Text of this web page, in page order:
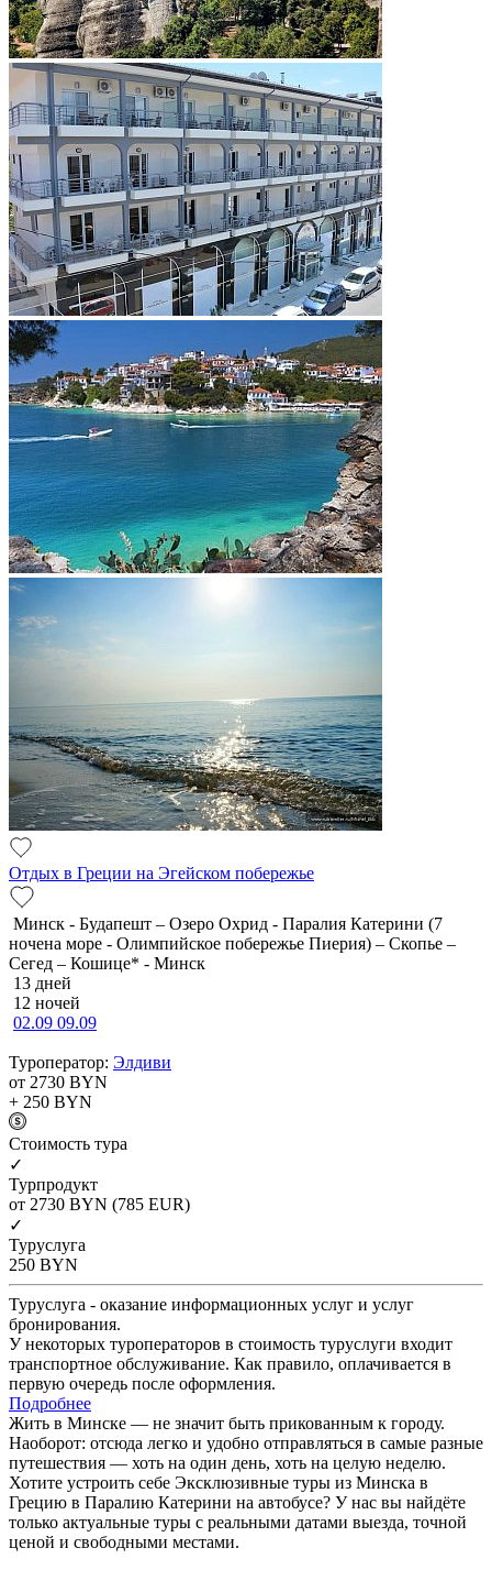
Отдых в Греции на Эгейском побережье
Минск - Будапешт – Озеро Охрид - Паралия Катерини (7
ночена море - Олимпийское побережье Пиерия) – Скопье –
Сегед – Кошице* - Минск
13 дней
12 ночей
02.09 09.09
Туроператор: Элдиви
от 2730 BYN
+ 250 BYN
Cтоимость тура
✓
Турпродукт
от 2730 BYN (785 EUR)
✓
Туруслуга
250 BYN
Туруслуга - оказание информационных услуг и услуг
бронирования.
У некоторых туроператоров в стоимость туруслуги входит
транспортное обслуживание. Как правило, оплачивается в
первую очередь после оформления.
Подробнее
Жить в Минске — не значит быть прикованным к городу.
Наоборот: отсюда легко и удобно отправляться в самые разные
путешествия — хоть на один день, хоть на целую неделю.
Хотите устроить себе Эксклюзивные туры из Минска в
Грецию в Паралию Катерини на автобусе? У нас вы найдёте
только актуальные туры с реальными датами выезда, точной
ценой и свободными местами.